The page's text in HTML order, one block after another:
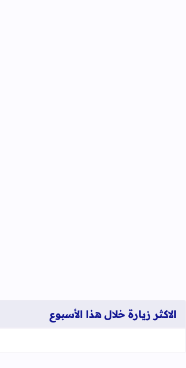
الاكثر زيارة خلال هذا الأسبوع